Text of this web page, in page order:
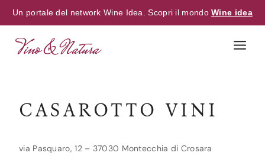
Un portale del network Wine Idea. Scopri il mondoWine idea
CASAROTTO VINI
via Pasquaro, 12 – 37030 Montecchia di Crosara